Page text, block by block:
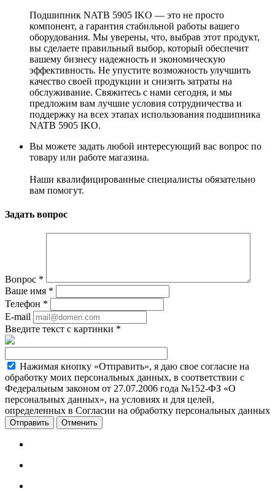
Подшипник NATB 5905 IKO — это не просто
компонент, а гарантия стабильной работы вашего
оборудования. Мы уверены, что, выбрав этот продукт,
вы сделаете правильный выбор, который обеспечит
вашему бизнесу надежность и экономическую
эффективность. Не упустите возможность улучшить
качество своей продукции и снизить затраты на
обслуживание. Свяжитесь с нами сегодня, и мы
предложим вам лучшие условия сотрудничества и
поддержку на всех этапах использования подшипника
NATB 5905 IKO.
Вы можете задать любой интересующий вас вопрос по
товару или работе магазина.
Наши квалифицированные специалисты обязательно
вам помогут.
Задать вопрос
Вопрос *
Ваше имя *
Телефон *
E-mail
Введите текст с картинки *
Нажимая кнопку «Отправить», я даю свое согласие на
обработку моих персональных данных, в соответствии с
Федеральным законом от 27.07.2006 года №152-ФЗ «О
персональных данных», на условиях и для целей,
определенных в Согласии на обработку персональных данных
Отменить